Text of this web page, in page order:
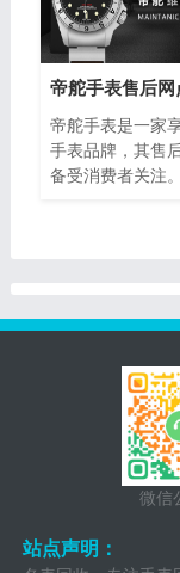
别美度手表的真
消费者关注的焦
介绍一些简单而
法，帮助您分辨
帝舵手表是一家
手表品牌，其售
备受消费者关注
微信
站点声明：